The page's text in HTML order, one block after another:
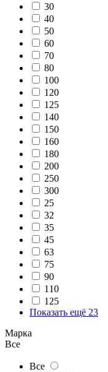
30
40
50
60
70
80
100
120
125
140
150
160
180
200
250
300
25
32
35
45
63
75
90
110
125
Показать ещё 23
Марка
Все
Все